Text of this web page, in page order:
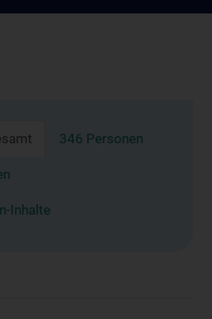
346 Personen
Inhalte